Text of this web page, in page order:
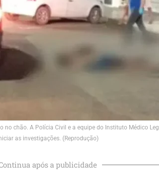
chão. A Polícia Civil e a equipe do Instituto Médico
as investigações. (Reprodução)
após a publicidade